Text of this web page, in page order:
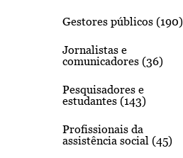
Gestores públicos (190)
Jornalistas e
comunicadores (36)
Pesquisadores e
estudantes (143)
Profissionais da
assistência social (45)